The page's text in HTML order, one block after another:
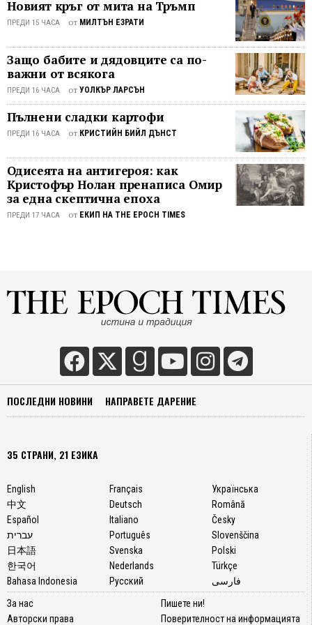
си.
Как
ви
държи
като
цяло
е
за
и
по
здраве
форма
бял
включващо 1011 пациенти с рак на
дебелото черво с период на
проследяване над седем години е
установило, че в сравнение с
Новият кръг от мита на Тръмп
ПРЕДИ 15 ЧАСА от МИЛТЪН ЕЗРАТИ
Защо бабите и дядовците са по-
важни от всякога
ПРЕДИ 16 ЧАСА от УОЛКЪР ЛАРСЪН
Пълнени сладки картофи
ПРЕДИ 16 ЧАСА от КРИСТИЙН БИЙЛ ДЪНСТ
Одисеята на антигероя: как
Кристофър Нолан пренаписа Омир
за една скептична епоха
ПРЕДИ 17 ЧАСА от ЕКИП НА THE EPOCH TIMES
ПОСЛЕДНИ НОВИНИ НАПРАВЕТЕ ДАРЕНИЕ
35 СТРАНИ, 21 ЕЗИКА
English
中文
Español
עברית
日本語
한국어
Bahasa Indonesia
Français
Deutsch
Italiano
Português
Svenska
Nederlands
Русский
Українська
Română
Česky
Slovenščina
Polski
Türkçe
فارسی
За нас
Авторски права
Пишете ни!
Поверителност на информацията